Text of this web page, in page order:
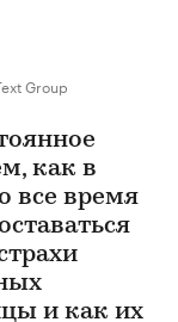
Group
как в
все время
и как их